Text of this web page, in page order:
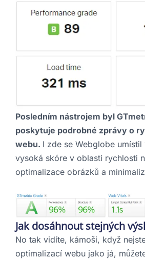
Posledním nástrojem byl
poskytuje podrobné zprávy o
webu. I zde se Webglobe
vysoká skóre v oblasti rychlosti
optimalizace obrázků a
Jak dosáhnout stejných
No tak vidíte, kámoši, když
optimalizací webu jako já,